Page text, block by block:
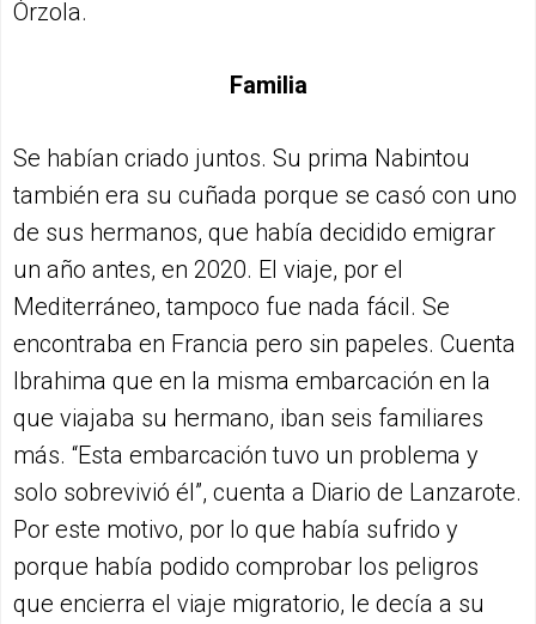
Órzola.
Familia
Se habían criado juntos. Su prima Nabintou
también era su cuñada porque se casó con uno
de sus hermanos, que había decidido emigrar
un año antes, en 2020. El viaje, por el
Mediterráneo, tampoco fue nada fácil. Se
encontraba en Francia pero sin papeles. Cuenta
Ibrahima que en la misma embarcación en la
que viajaba su hermano, iban seis familiares
más. “Esta embarcación tuvo un problema y
solo sobrevivió él”, cuenta a Diario de Lanzarote.
Por este motivo, por lo que había sufrido y
porque había podido comprobar los peligros
que encierra el viaje migratorio, le decía a su